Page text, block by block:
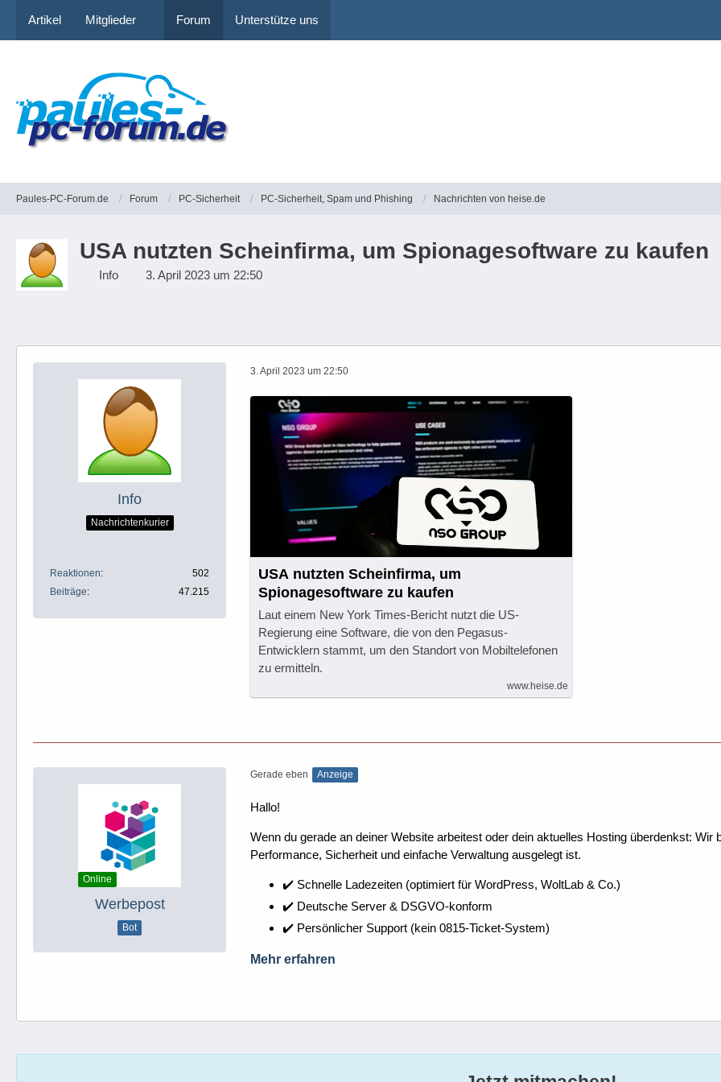
Artikel Mitglieder Forum Unterstütze uns
Paules-PC-Forum.de Forum PC-Sicherheit PC-Sicherheit, Spam und Phishing Nachrichten von heise.de
USA nutzten Scheinfirma, um Spionagesoftware zu kaufen
Info 3. April 2023 um 22:50
Info
Nachrichtenkurier
Reaktionen
502
Beiträge
47.215
3. April 2023 um 22:50
USA nutzten Scheinfirma, um
Spionagesoftware zu kaufen
Laut einem New York Times-Bericht nutzt die US-
Regierung eine Software, die von den Pegasus-
Entwicklern stammt, um den Standort von Mobiltelefonen
zu ermitteln.
www.heise.de
Online
Werbepost
Bot
Gerade eben Anzeige
Hallo!
Wenn du gerade an deiner Website arbeitest oder dein aktuelles Hosting überdenkst:
Performance, Sicherheit und einfache Verwaltung ausgelegt ist.
✔️ Schnelle Ladezeiten (optimiert für WordPress, WoltLab & Co.)
✔️ Deutsche Server & DSGVO-konform
✔️ Persönlicher Support (kein 0815-Ticket-System)
Mehr erfahren